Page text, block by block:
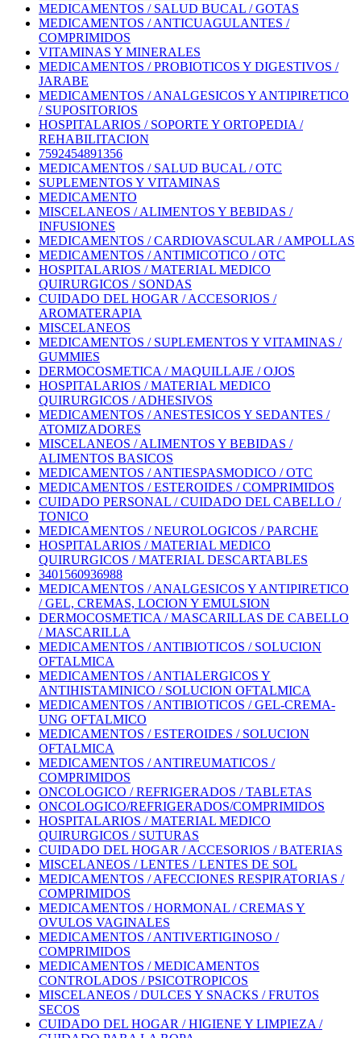
MEDICAMENTOS / SALUD BUCAL / GOTAS
MEDICAMENTOS / ANTICUAGULANTES /
COMPRIMIDOS
VITAMINAS Y MINERALES
MEDICAMENTOS / PROBIOTICOS Y DIGESTIVOS /
JARABE
MEDICAMENTOS / ANALGESICOS Y ANTIPIRETICO
/ SUPOSITORIOS
HOSPITALARIOS / SOPORTE Y ORTOPEDIA /
REHABILITACION
7592454891356
MEDICAMENTOS / SALUD BUCAL / OTC
SUPLEMENTOS Y VITAMINAS
MEDICAMENTO
MISCELANEOS / ALIMENTOS Y BEBIDAS /
INFUSIONES
MEDICAMENTOS / CARDIOVASCULAR / AMPOLLAS
MEDICAMENTOS / ANTIMICOTICO / OTC
HOSPITALARIOS / MATERIAL MEDICO
QUIRURGICOS / SONDAS
CUIDADO DEL HOGAR / ACCESORIOS /
AROMATERAPIA
MISCELANEOS
MEDICAMENTOS / SUPLEMENTOS Y VITAMINAS /
GUMMIES
DERMOCOSMETICA / MAQUILLAJE / OJOS
HOSPITALARIOS / MATERIAL MEDICO
QUIRURGICOS / ADHESIVOS
MEDICAMENTOS / ANESTESICOS Y SEDANTES /
ATOMIZADORES
MISCELANEOS / ALIMENTOS Y BEBIDAS /
ALIMENTOS BASICOS
MEDICAMENTOS / ANTIESPASMODICO / OTC
MEDICAMENTOS / ESTEROIDES / COMPRIMIDOS
CUIDADO PERSONAL / CUIDADO DEL CABELLO /
TONICO
MEDICAMENTOS / NEUROLOGICOS / PARCHE
HOSPITALARIOS / MATERIAL MEDICO
QUIRURGICOS / MATERIAL DESCARTABLES
3401560936988
MEDICAMENTOS / ANALGESICOS Y ANTIPIRETICO
/ GEL, CREMAS, LOCION Y EMULSION
DERMOCOSMETICA / MASCARILLAS DE CABELLO
/ MASCARILLA
MEDICAMENTOS / ANTIBIOTICOS / SOLUCION
OFTALMICA
MEDICAMENTOS / ANTIALERGICOS Y
ANTIHISTAMINICO / SOLUCION OFTALMICA
MEDICAMENTOS / ANTIBIOTICOS / GEL-CREMA-
UNG OFTALMICO
MEDICAMENTOS / ESTEROIDES / SOLUCION
OFTALMICA
MEDICAMENTOS / ANTIREUMATICOS /
COMPRIMIDOS
ONCOLOGICO / REFRIGERADOS / TABLETAS
ONCOLOGICO/REFRIGERADOS/COMPRIMIDOS
HOSPITALARIOS / MATERIAL MEDICO
QUIRURGICOS / SUTURAS
CUIDADO DEL HOGAR / ACCESORIOS / BATERIAS
MISCELANEOS / LENTES / LENTES DE SOL
MEDICAMENTOS / AFECCIONES RESPIRATORIAS /
COMPRIMIDOS
MEDICAMENTOS / HORMONAL / CREMAS Y
OVULOS VAGINALES
MEDICAMENTOS / ANTIVERTIGINOSO /
COMPRIMIDOS
MEDICAMENTOS / MEDICAMENTOS
CONTROLADOS / PSICOTROPICOS
MISCELANEOS / DULCES Y SNACKS / FRUTOS
SECOS
CUIDADO DEL HOGAR / HIGIENE Y LIMPIEZA /